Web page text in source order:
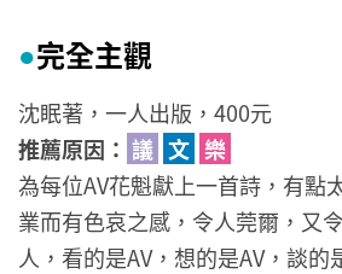
●完全主觀
沈眠著，一人出版，400元
推薦原因： 議 文 樂
為每位AV花魁獻上一首詩，有點
業而有色哀之感，令人莞爾，又
人，看的是AV，想的是AV，談的